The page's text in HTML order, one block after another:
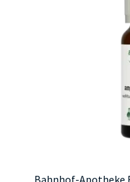
Bahnhof-Apotheke